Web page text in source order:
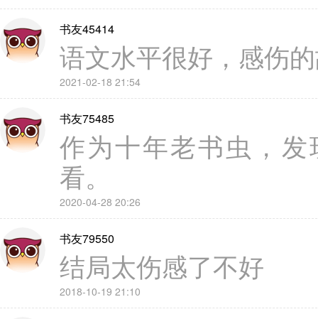
书友45414
语文水平很好，感伤
2021-02-18 21:54
书友75485
作为十年老书虫，
看。
2020-04-28 20:26
书友79550
结局太伤感了不好
2018-10-19 21:10